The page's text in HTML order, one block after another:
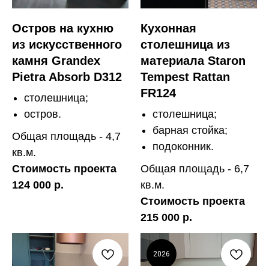
Остров на кухню
из искусственного
камня Grandex
Pietra Absorb D312
столешница;
остров.
Общая площадь - 4,7
кв.м.
Стоимость проекта
124 000 р.
Кухонная
столешница из
материала Staron
Tempest Rattan
FR124
столешница;
барная стойка;
подоконник.
Общая площадь - 6,7
кв.м.
Стоимость проекта
215 000 р.
2026